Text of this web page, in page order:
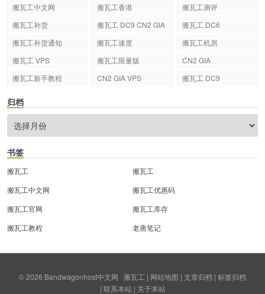
搬瓦工中文网
搬瓦工香港
搬瓦工测评
搬瓦工补货
搬瓦工 DC9 CN2 GIA
搬瓦工 DC6
搬瓦工补货通知
搬瓦工速度
搬瓦工机房
搬瓦工 VPS
搬瓦工限量版
CN2 GIA
搬瓦工新手教程
CN2 GIA VPS 搬瓦工 DC9
归档
书签
搬瓦工
搬瓦工
搬瓦工中文网
搬瓦工优惠码
搬瓦工官网
搬瓦工库存
搬瓦工教程
老唐笔记
© 2026 Bandwagonhost中文网 搬瓦工 | 网站地图 | 文章归档 | 标签归档
| 联系本站| 关于本站